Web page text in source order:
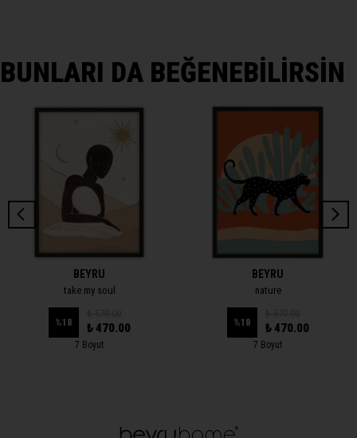
BUNLARI DA BEĞENEBİLİRSİN
BEYRU
take my soul
%18 ₺ 470.00
7 Boyut
BEYRU
nature
%18 ₺ 470.00
7 Boyut